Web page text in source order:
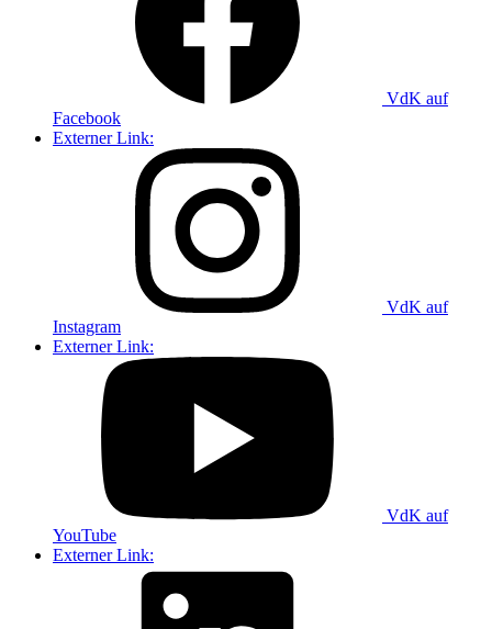
VdK auf
Facebook
Externer Link:
VdK auf
Instagram
Externer Link:
VdK auf
YouTube
Externer Link: